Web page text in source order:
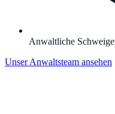
Anwaltliche
Unser Anwaltsteam ansehen